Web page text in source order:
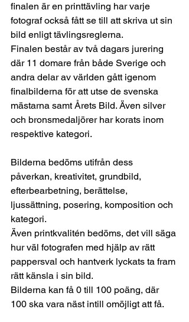
finalen är en printtävling har varje
fotograf också fått se till att skriva ut sin
bild enligt tävlingsreglerna.
Finalen består av två dagars jurering
där 11 domare från både Sverige och
andra delar av världen gått igenom
finalbilderna för att utse de svenska
mästarna samt Årets Bild. Även silver
och bronsmedaljörer har korats inom
respektive kategori.
Bilderna bedöms utifrån dess
påverkan, kreativitet, grundbild,
efterbearbetning, berättelse,
ljussättning, posering, komposition och
kategori.
Även printkvalitén bedöms, det vill säga
hur väl fotografen med hjälp av rätt
pappersval och hantverk lyckats ta fram
rätt känsla i sin bild.
Bilderna kan få 0 till 100 poäng, där
100 ska vara näst intill omöjligt att få.